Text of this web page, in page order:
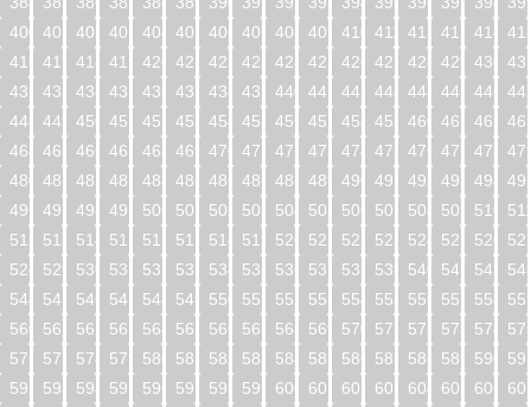
400
401 402 403 404 405 406 407 408 409 410 411 412 413 414
416
417 418 419 420 421 422 423 424 425 426 427 428 429 430
432
433 434 435 436 437 438 439 440 441 442 443 444 445 446
448
449 450 451 452 453 454 455 456 457 458 459 460 461 462
464
465 466 467 468 469 470 471 472 473 474 475 476 477 478
480
481 482 483 484 485 486 487 488 489 490 491 492 493 494
496
497 498 499 500 501 502 503 504 505 506 507 508 509 510
512
513 514 515 516 517 518 519 520 521 522 523 524 525 526
528
529 530 531 532 533 534 535 536 537 538 539 540 541 542
544
545 546 547 548 549 550 551 552 553 554 555 556 557 558
560
561 562 563 564 565 566 567 568 569 570 571 572 573 574
576
577 578 579 580 581 582 583 584 585 586 587 588 589 590
592
593 594 595 596 597 598 599 600 601 602 603 604 605 606